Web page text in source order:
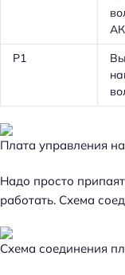
P1
Плата управления
Надо просто
работать. Схема
Схема соединения